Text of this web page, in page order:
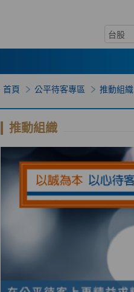
台股
首頁 公平待客專區 推動組織
推動組織